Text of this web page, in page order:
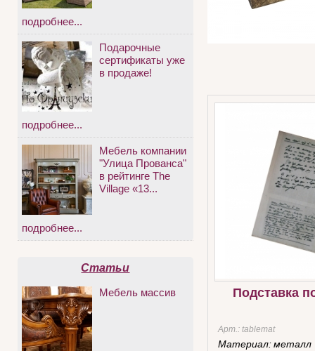
Подставка
Арт.: tablemat
Материал:металл
подробнее...
Подарочные
сертификаты уже
в продаже!
подробнее...
Мебель компании
"Улица Прованса"
в рейтинге The
Village «13...
подробнее...
Статьи
Мебель массив